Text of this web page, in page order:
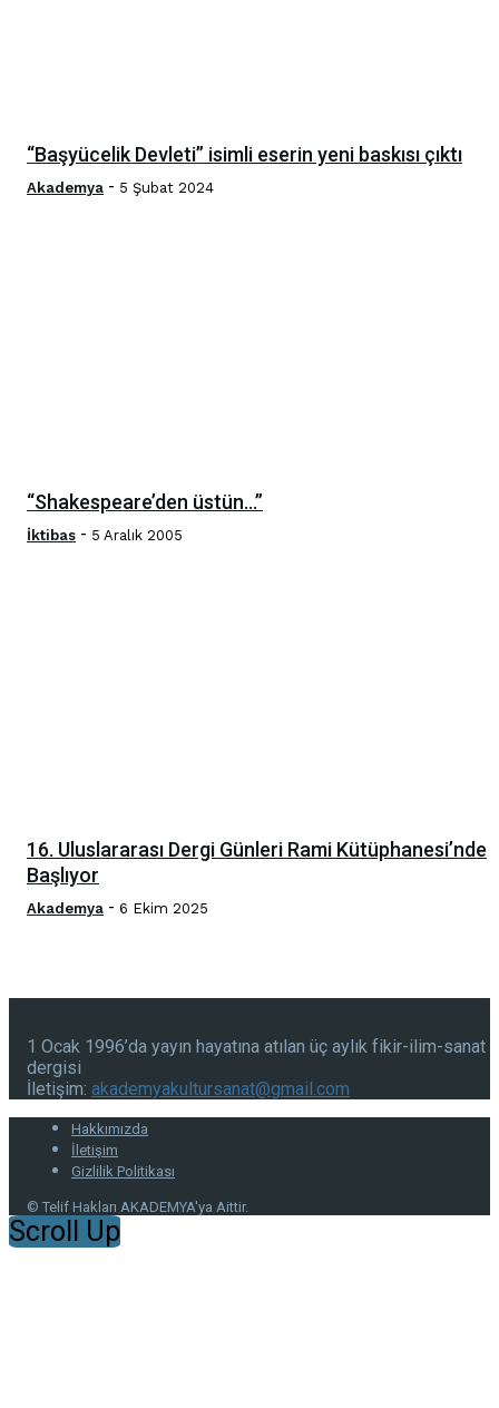
“Başyücelik Devleti” isimli eserin yeni baskısı çıktı
Akademya - 5 Şubat 2024
“Shakespeare’den üstün…”
İktibas - 5 Aralık 2005
16. Uluslararası Dergi Günleri Rami Kütüphanesi’nde
Başlıyor
Akademya - 6 Ekim 2025
1 Ocak 1996’da yayın hayatına atılan üç aylık fikir-ilim-sanat
dergisi
İletişim: akademyakultursanat@gmail.com
Hakkımızda
İletişim
Gizlilik Politikası
© Telif Hakları AKADEMYA'ya Aittir.
Scroll Up